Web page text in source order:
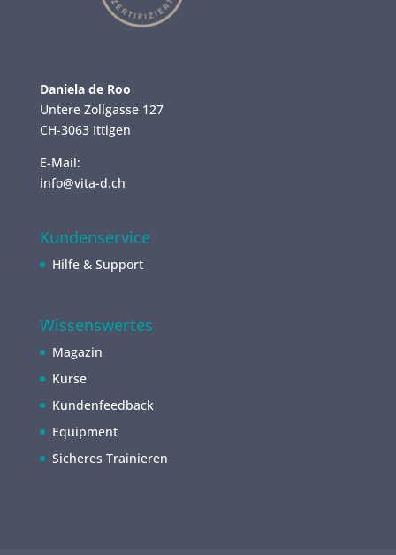
Daniela de Roo
Untere Zollgasse 127
CH-3063 Ittigen
E-Mail:
info@vita-d.ch
Kundenservice
Hilfe & Support
Wissenswertes
Magazin
Kurse
Kundenfeedback
Equipment
Sicheres Trainieren